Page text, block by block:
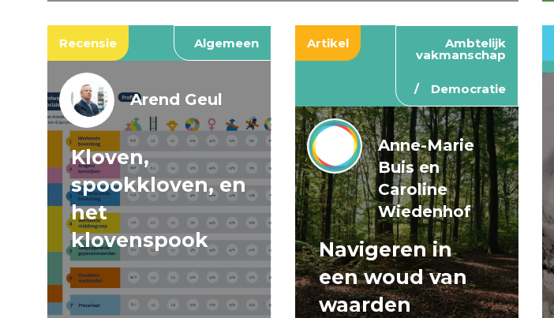
Recensie Algemeen
Arend Geul
Kloven,
spookkloven, en
het
klovenspook
Artikel Ambtelijk
vakmanschap
Democratie
Anne-Marie
Buis en
Caroline
Wiedenhof
Navigeren in
een woud van
waarden